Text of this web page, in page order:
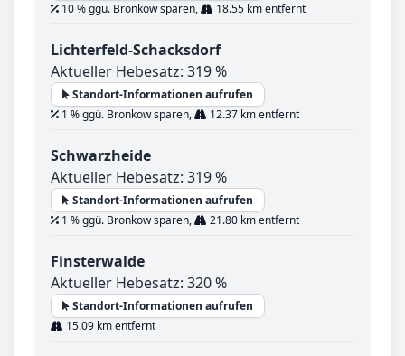
10 % ggü. Bronkow sparen,
18.55 km entfernt
Lichterfeld-Schacksdorf
Aktueller Hebesatz: 319 %
Standort-Informationen aufrufen
1 % ggü. Bronkow sparen,
12.37 km entfernt
Schwarzheide
Aktueller Hebesatz: 319 %
Standort-Informationen aufrufen
1 % ggü. Bronkow sparen,
21.80 km entfernt
Finsterwalde
Aktueller Hebesatz: 320 %
Standort-Informationen aufrufen
15.09 km entfernt